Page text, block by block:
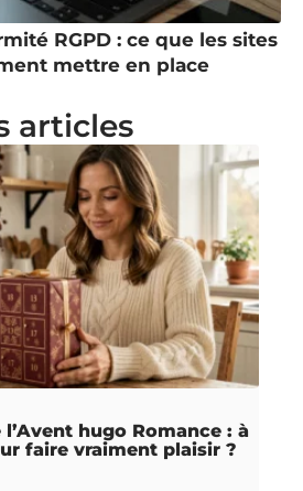
RGPD : ce que les sites
mettre en place
articles
hugo Romance : à
faire vraiment plaisir ?